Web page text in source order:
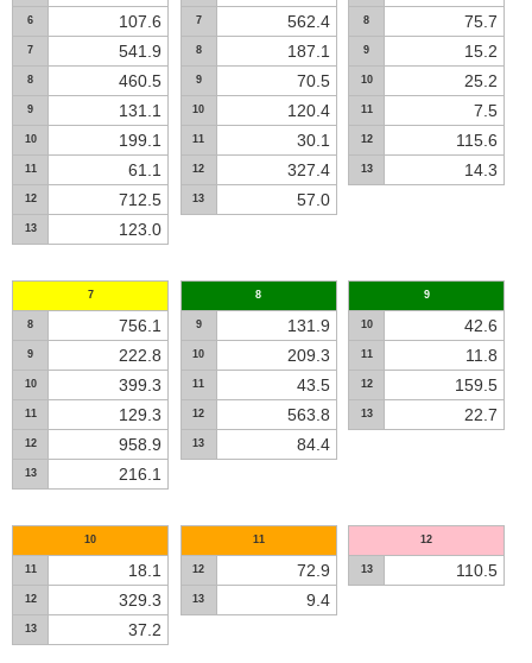
6 107.6
7 541.9
8 460.5
9 131.1
10 199.1
11 61.1
12 712.5
13 123.0
7 562.4
8 187.1
9 70.5
10 120.4
11 30.1
12 327.4
13 57.0
8 75.7
9 15.2
10 25.2
11 7.5
12 115.6
13 14.3
7
8 756.1
9 222.8
10 399.3
11 129.3
12 958.9
13 216.1
8
9 131.9
10 209.3
11 43.5
12 563.8
13 84.4
9
10 42.6
11 11.8
12 159.5
13 22.7
10
11 18.1
12 329.3
13 37.2
11
12 72.9
13 9.4
12
13 110.5